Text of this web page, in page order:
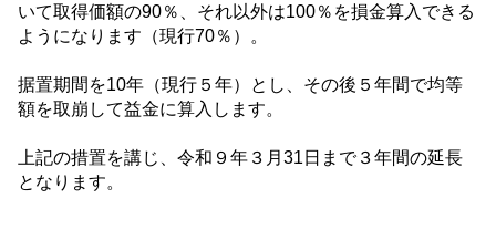
いて取得価額の90％、それ以外は100％を損金算入できる
ようになります（現行70％）。
据置期間を10年（現行５年）とし、その後５年間で均等
額を取崩して益金に算入します。
上記の措置を講じ、令和９年３月 31 日まで３年間の延長
となります。